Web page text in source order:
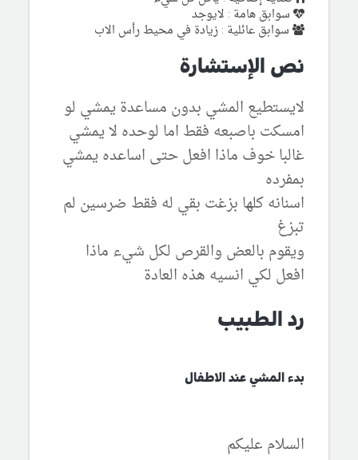
سوابق هامة : لايوجد
سوابق عائلية : زيادة في محيط رأس الاب
نص الإستشارة
لايستطيع المشي بدون مساعدة يمشي لو
امسكت باصبعه فقط اما لوحده لا يمشي
غالبا خوف ماذا افعل حتى اساعده يمشي
بمفرده
اسنانه كلها بزغت بقي له فقط ضرسين لم
تبزغ
ويقوم بالعض والقرص لكل شيء ماذا
افعل لكي انسيه هذه العادة
رد الطبيب
بدء المشي عند الاطفال
السلام عليكم